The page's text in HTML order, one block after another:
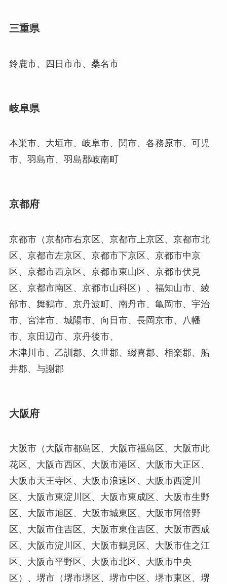
三重県
鈴鹿市、四日市市、桑名市
岐阜県
本巣市、大垣市、岐阜市、関市、各務原市、可児
市、羽島市、羽島郡岐南町
京都府
京都市（京都市右京区、京都市上京区、京都市北
区、京都市左京区、京都市下京区、京都市中京
区、京都市西京区、京都市東山区、京都市伏見
区、京都市南区、京都市山科区）、福知山市、綾
部市、舞鶴市、京丹波町、南丹市、亀岡市、宇治
市、宮津市、城陽市、向日市、長岡京市、八幡
市、京田辺市、京丹後市、
木津川市、乙訓郡、久世郡、綴喜郡、相楽郡、船
井郡、与謝郡
大阪府
大阪市（大阪市都島区、大阪市福島区、大阪市此
花区、大阪市西区、大阪市港区、大阪市大正区、
大阪市天王寺区、大阪市浪速区、大阪市西淀川
区、大阪市東淀川区、大阪市東成区、大阪市生野
区、大阪市旭区、大阪市城東区、大阪市阿倍野
区、大阪市住吉区、大阪市東住吉区、大阪市西成
区、大阪市淀川区、大阪市鶴見区、大阪市住之江
区、大阪市平野区、大阪市北区、大阪市中央
区）、堺市（堺市堺区、堺市中区、堺市東区、堺